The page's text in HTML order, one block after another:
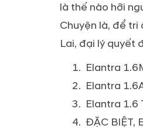
là thế nào hỡi
Chuyện là, để
Lai, đại lý quyết
Elantra
Elantra
Elantra 1.6
ĐẶC BIỆT,